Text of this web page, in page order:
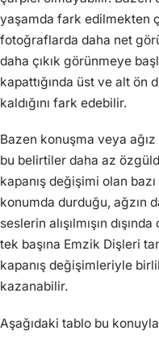
yaşamda fark edilmekten
fotoğraflarda daha net
daha çıkık görünmeye
kapattığında üst ve alt ön
kaldığını fark edebilir.
Bazen konuşma veya
bu belirtiler daha az
kapanış değişimi olan
konumda durduğu, ağzın
seslerin alışılmışın
tek başına Emzik Dişleri
kapanış değişimleriyle
kazanabilir.
Aşağıdaki tablo bu